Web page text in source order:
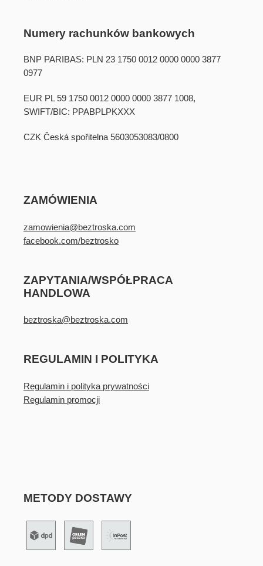
Numery rachunków bankowych
BNP PARIBAS: PLN 23 1750 0012 0000 0000 3877
0977
EUR PL 59 1750 0012 0000 0000 3877 1008,
SWIFT/BIC: PPABPLPKXXX
CZK Česká spořitelna 5603053083/0800
ZAMÓWIENIA
zamowienia@beztroska.com
facebook.com/beztrosko
ZAPYTANIA/WSPÓŁPRACA
HANDLOWA
beztroska@beztroska.com
REGULAMIN I POLITYKA
Regulamin i polityka prywatności
Regulamin promocji
METODY DOSTAWY